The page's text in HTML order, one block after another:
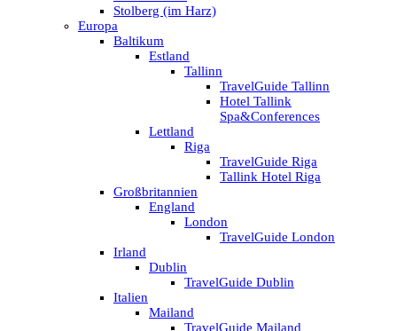
Stolberg (im Harz)
Europa
Baltikum
Estland
Tallinn
TravelGuide Tallinn
Hotel Tallink
Spa&Conferences
Lettland
Riga
TravelGuide Riga
Tallink Hotel Riga
Großbritannien
England
London
TravelGuide London
Irland
Dublin
TravelGuide Dublin
Italien
Mailand
TravelGuide Mailand